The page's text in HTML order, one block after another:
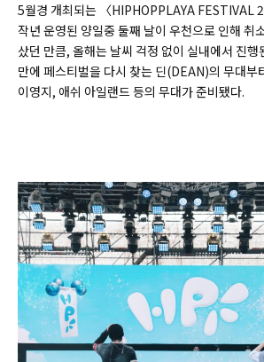
5월경 개최되는 〈HIPHOPPLAYA FESTIVAL
작년 운영된 양일중 둘째 날이 우천으로 인해 취
샀던 만큼, 올해는 날씨 걱정 없이 실내에서 진
만에 페스티벌을 다시 찾는 딘(DEAN)의 무대부
이영지, 애쉬 아일랜드 등의 무대가 준비됐다.